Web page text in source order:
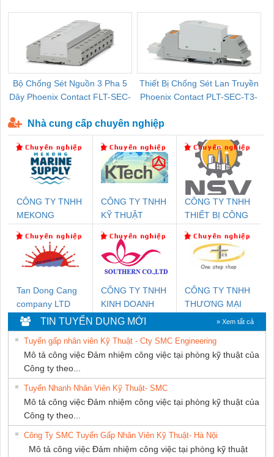
Bộ Chống Sét Nguồn 3 Pha 5
Dây Phoenix Contact FLT-SEC-
Thiết Bị Chống Sét Lan Truyền
Phoenix Contact PLT-SEC-T3-
Nhà cung cấp chuyên nghiệp
CÔNG TY TNHH
MEKONG
CÔNG TY TNHH
KỸ THUẬT
NAM
CÔNG TY TNHH
THIẾT BỊ CÔNG
SETSUBI VIỆT
NAM
Tan Dong Cang
company LTD
CÔNG TY TNHH
KINH DOANH
DỊCH VỤ XNK
PHƯƠNG NAM
CÔNG TY TNHH
THƯƠNG MẠI
THIÊN ÂN VIỆT
NAM
TIN TUYỂN DỤNG MỚI » Xem tất cả
Tuyển gấp nhân viên Kỹ Thuật - Cty SMC Engineering
Mô tả công việc Đảm nhiệm công việc tại phòng kỹ thuật của
Công ty theo...
Tuyển Nhanh Nhân Viên Kỹ Thuật- SMC
Mô tả công việc Đảm nhiệm công việc tại phòng kỹ thuật của
Công ty theo...
Công Ty SMC Tuyển Gấp Nhân Viên Kỹ Thuật- Hà Nội
Mô tả công việc Đảm nhiệm công việc tại phòng kỹ thuật